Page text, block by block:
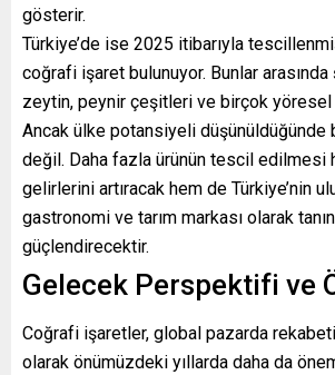
gösterir.
Türkiye’de ise 2025 itibarıyla
coğrafi işaret bulunuyor. Bunlar
zeytin, peynir çeşitleri ve birçok yöresel
Ancak ülke potansiyeli düşünüldüğünde
değil. Daha fazla ürünün tescil edilmesi
gelirlerini artıracak hem de Türkiye’nin
gastronomi ve tarım markası olarak
güçlendirecektir.
Gelecek Perspektifi ve
Coğrafi işaretler, global pazarda
olarak önümüzdeki yıllarda daha da